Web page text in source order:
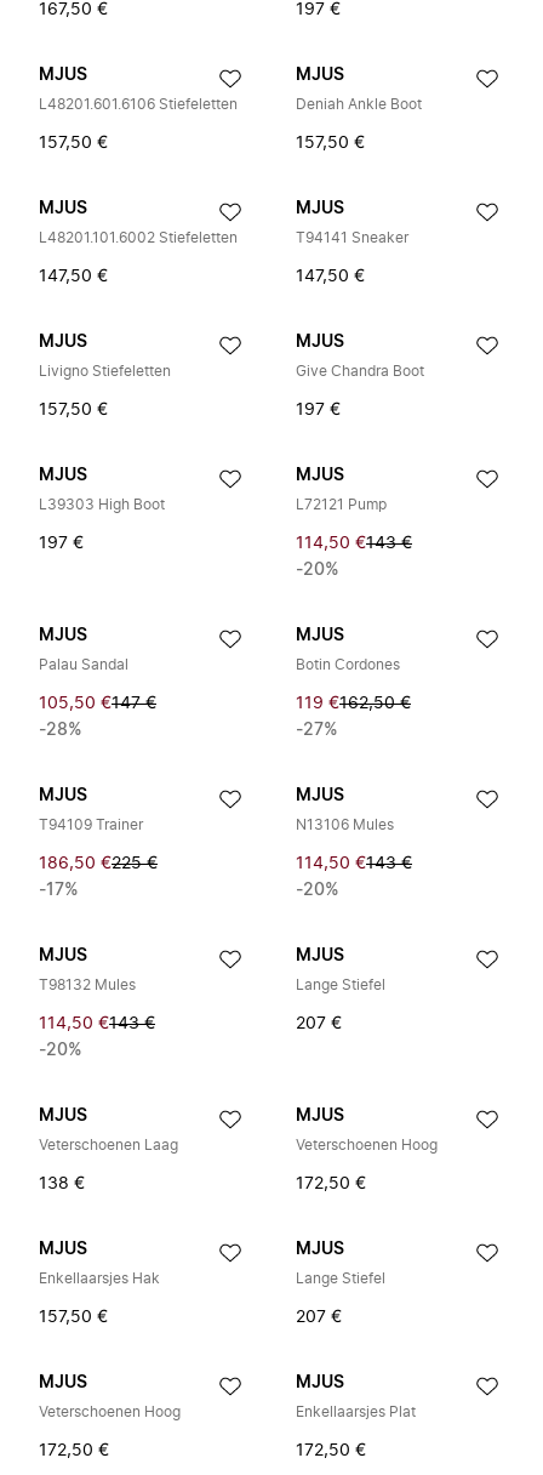
167,50 € 197 €
MJUS
L48201.601.6106 Stiefeletten
157,50 €
MJUS
Deniah Ankle Boot
157,50 €
MJUS
L48201.101.6002 Stiefeletten
147,50 €
MJUS
T94141 Sneaker
147,50 €
MJUS
Livigno Stiefeletten
157,50 €
MJUS
Give Chandra Boot
197 €
MJUS
L39303 High Boot
197 €
MJUS
L72121 Pump
114,50 €143 €
-20%
MJUS
Palau Sandal
105,50 €147 €
-28%
MJUS
Botin Cordones
119 €162,50 €
-27%
MJUS
T94109 Trainer
186,50 €225 €
-17%
MJUS
N13106 Mules
114,50 €143 €
-20%
MJUS
T98132 Mules
114,50 €143 €
-20%
MJUS
Lange Stiefel
207 €
MJUS
Veterschoenen Laag
138 €
MJUS
Veterschoenen Hoog
172,50 €
MJUS
Enkellaarsjes Hak
157,50 €
MJUS
Lange Stiefel
207 €
MJUS
Veterschoenen Hoog
172,50 €
MJUS
Enkellaarsjes Plat
172,50 €